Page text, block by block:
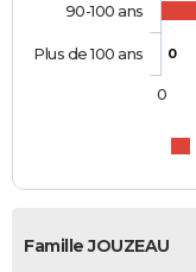
0
90-100 ans
Plus de 100 ans
0
Famille JOUZEAU